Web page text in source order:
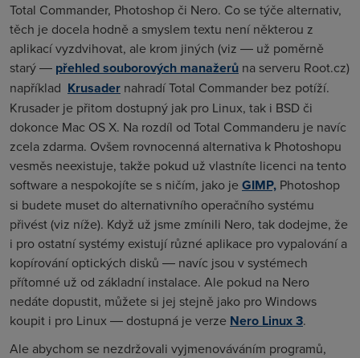
Total Commander, Photoshop či Nero. Co se týče alternativ,
těch je docela hodně a smyslem textu není některou z
aplikací vyzdvihovat, ale krom jiných (viz ― už poměrně
starý ― přehled souborových manažerů na serveru Root.cz)
například Krusader nahradí Total Commander bez potíží.
Krusader je přitom dostupný jak pro Linux, tak i BSD či
dokonce Mac OS X. Na rozdíl od Total Commanderu je navíc
zcela zdarma. Ovšem rovnocenná alternativa k Photoshopu
vesměs neexistuje, takže pokud už vlastníte licenci na tento
software a nespokojíte se s ničím, jako je GIMP, Photoshop
si budete muset do alternativního operačního systému
přivést (viz níže). Když už jsme zmínili Nero, tak dodejme, že
i pro ostatní systémy existují různé aplikace pro vypalování a
kopírování optických disků ― navíc jsou v systémech
přítomné už od základní instalace. Ale pokud na Nero
nedáte dopustit, můžete si jej stejně jako pro Windows
koupit i pro Linux ― dostupná je verze Nero Linux 3.
Ale abychom se nezdržovali vyjmenováváním programů,